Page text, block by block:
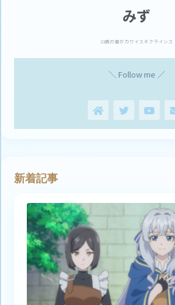
みず
23歳の猫がカワイスギクライシス
＼ Follow me ／
新着記事